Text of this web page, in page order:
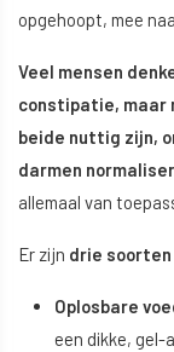
opgehoopt, mee
Veel mensen
constipatie, maar
beide nuttig zijn,
darmen
allemaal van
Er zijn drie soorten
Oplosbare
een dikke, gel-